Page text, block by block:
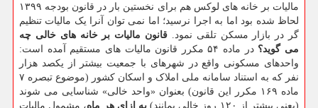
مالیات بر خانه های لوکس هم برای نخستین بار در قانون بودجه ۱۳۹۹
لحاظ شده بود اما به اجرا نرسید؛ اما نمی توان آنرا یک مالیات تنظیم
گر در بازار مسکن تلقی نمود. قانون مالیات بر خانه های خالی چه
می گوید؟
در ماده ۵۴ مکرر قانون مالیات های مستقیم آمده است:
واحدهای مسکونی واقع در شهرهای با جمعیت بیشتر از یکصد هزار
نفر که به استناد سامانه ملی املاک و اسکان کشور (موضوع تبصره ۷
ماده ۱۶۹ مکرر این قانون) بعنوان «واحد خالی» شناسایی می شوند
(یعنی بیشتر از ۱۲۰ روز خالی بمانند)
به ازای هر ماه، مشمول مالیات